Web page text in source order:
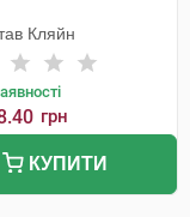
Кляйн
грн
КУПИТИ